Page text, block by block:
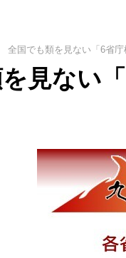
全国でも類を見ない「6省庁
見ない